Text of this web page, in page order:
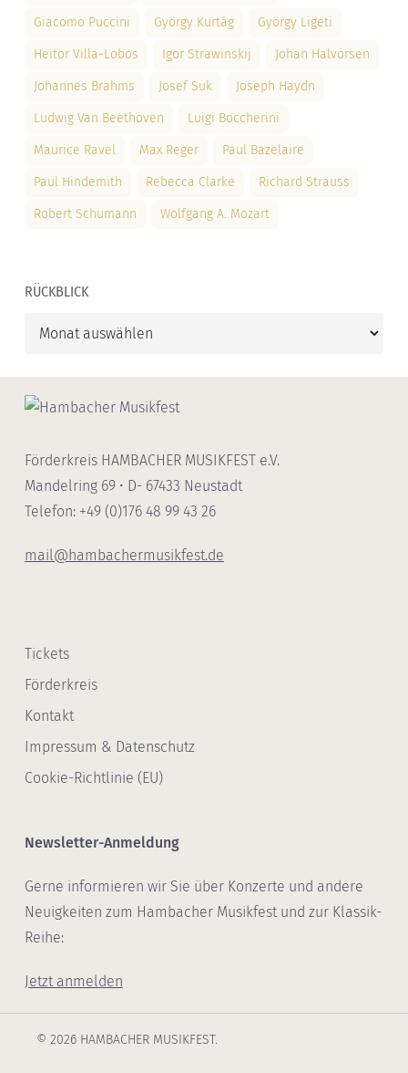
Giacomo Puccini György Kurtág György Ligeti
Heitor Villa-Lobos Igor Strawinskij Johan Halvorsen
Johannes Brahms Josef Suk Joseph Haydn
Ludwig Van Beethoven Luigi Boccherini
Maurice Ravel Max Reger Paul Bazelaire
Paul Hindemith Rebecca Clarke Richard Strauss
Robert Schumann Wolfgang A. Mozart
RÜCKBLICK
Rückblick
Förderkreis HAMBACHER MUSIKFEST e.V.
Mandelring 69 • D- 67433 Neustadt
Telefon: +49 (0)176 48 99 43 26
mail@hambachermusikfest.de
Tickets
Förderkreis
Kontakt
Impressum & Datenschutz
Cookie-Richtlinie (EU)
Newsletter-Anmeldung
Gerne informieren wir Sie über Konzerte und andere
Neuigkeiten zum Hambacher Musikfest und zur Klassik-
Reihe:
Jetzt anmelden
© 2026 HAMBACHER MUSIKFEST.